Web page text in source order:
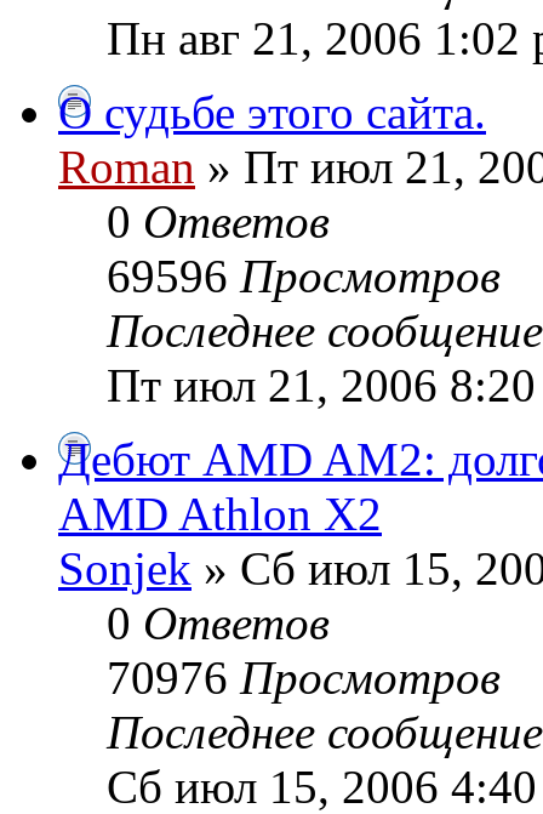
Пн авг 21, 2006 1:02
О судьбе этого сайта.
Roman » Пт июл 21,
0 Ответов
69596 Просмотров
Последнее
Пт июл 21, 2006
Дебют AMD AM2:
AMD Athlon X2
Sonjek » Сб июл 15,
0 Ответов
70976 Просмотров
Последнее
Сб июл 15, 2006